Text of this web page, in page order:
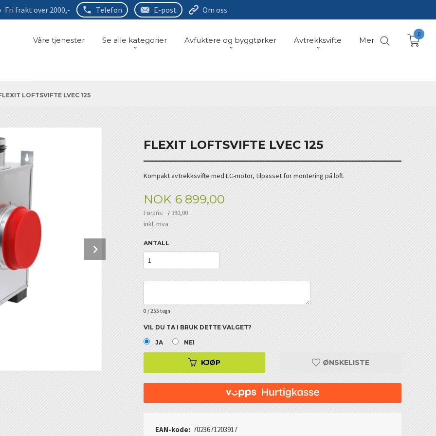
Fri frakt over 2000,- Telefon E-post Om oss
Våre tjenester Se alle kategorier Avfuktere og byggtørker Avtrekksvifte Mer
0
LOFTSVIFTE LVEC 125
Next
FLEXIT LOFTSVIFTE LVEC 125
Kompakt avtrekksvifte med EC-motor, tilpasset for montering på loft.
Tilbud
NOK 6 899,00
Førpris: 7 390,00
Rabatt
inkl. mva.
ANTALL
0/ 255 tegn
VIL DU TA I BRUK DETTE VALGET?
JA NEI
KJØP ØNSKELISTE
EAN-kode: 7023671203917